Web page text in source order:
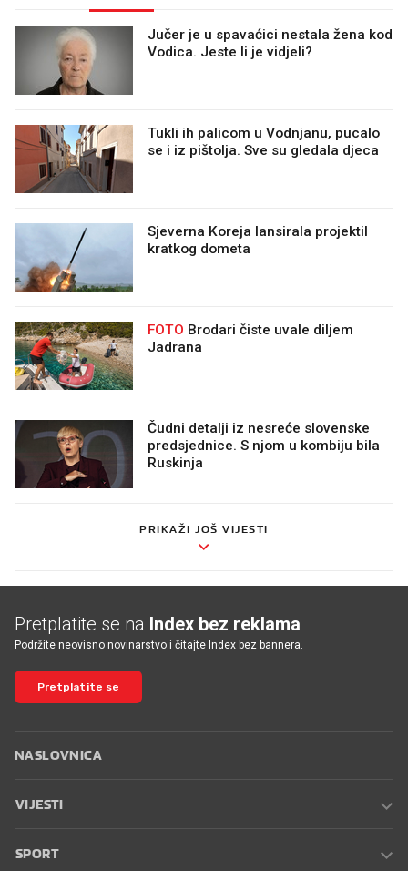
Jučer je u spavaćici nestala žena kod
Vodica. Jeste li je vidjeli?
Tukli ih palicom u Vodnjanu, pucalo
se i iz pištolja. Sve su gledala djeca
Sjeverna Koreja lansirala projektil
kratkog dometa
FOTO
Jadrana
Čudni detalji iz nesreće slovenske
predsjednice. S njom u kombiju bila
Ruskinja
PRIKAŽI JOŠ VIJESTI
Pretplatite se na Index bez reklama
Podržite neovisno novinarstvo i čitajte Index bez bannera.
Pretplatite se
NASLOVNICA
VIJESTI
SPORT